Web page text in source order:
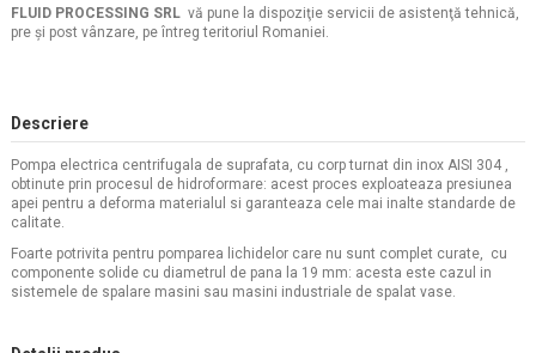
FLUID PROCESSING SRL vă pune la dispoziţie servicii de asistenţă tehnică,
pre şi post vânzare, pe întreg teritoriul Romaniei.
Descriere
Pompa electrica centrifugala de suprafata, cu corp turnat din inox AISI 304 ,
obtinute prin procesul de hidroformare: acest proces exploateaza presiunea
apei pentru a deforma materialul si garanteaza cele mai inalte standarde de
calitate.
Foarte potrivita pentru pomparea lichidelor care nu sunt complet curate, cu
componente solide cu diametrul de pana la 19 mm: acesta este cazul in
sistemele de spalare masini sau masini industriale de spalat vase.